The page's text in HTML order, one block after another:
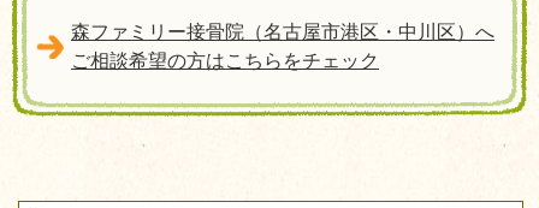
森ファミリー接骨院（名古屋市港区・中川区）へ
ご相談希望の方はこちらをチェック